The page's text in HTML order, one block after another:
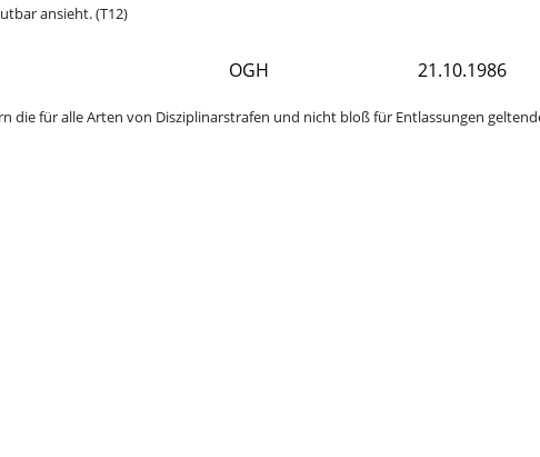
ansieht. (T12)
OGH 21.10.1986
die für alle Arten von Disziplinarstrafen und nicht bloß für Entlassungen